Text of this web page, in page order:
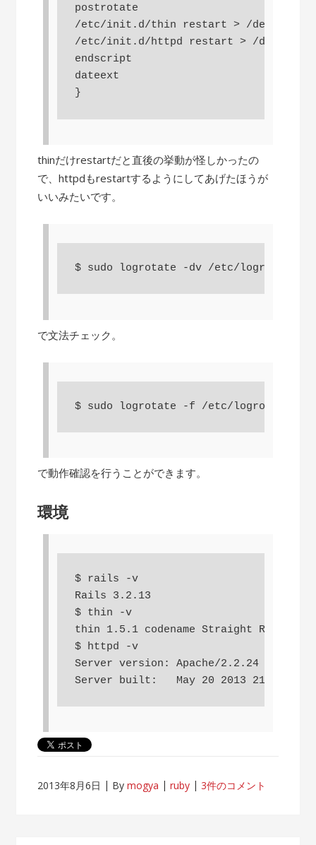
postrotate
/etc/init.d/thin restart > /dev/null
/etc/init.d/httpd restart > /dev/null
endscript
dateext
}
thinだけrestartだと直後の挙動が怪しかったの
で、httpdもrestartするようにしてあげたほうが
いいみたいです。
$ sudo logrotate -dv /etc/logrotate.d/
で文法チェック。
$ sudo logrotate -f /etc/logrotate.d/
で動作確認を行うことができます。
環境
$ rails -v
Rails 3.2.13
$ thin -v
thin 1.5.1 codename Straight Razor
$ httpd -v
Server version: Apache/2.2.24 (Unix)
2013年8月6日 Bymogya ruby 3件のコメント